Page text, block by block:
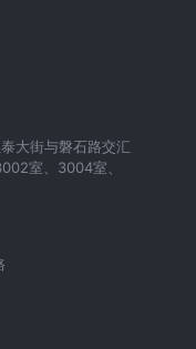
大街与磐石路交汇
室、3004室、